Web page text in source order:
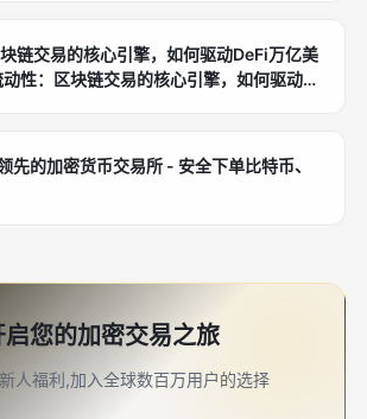
链交易的核心引擎，如何驱动DeFi万亿美
先的加密货币交易所 - 安全下单比特币、
启您的加密交易之旅
人福利,加入全球数百万用户的选择